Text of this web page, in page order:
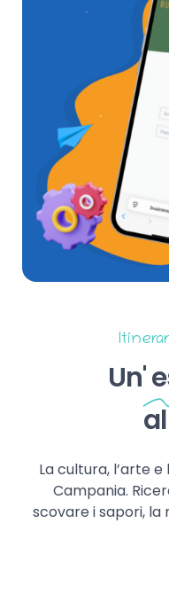
Un'
La cultura, l’arte
Campania.
scovare i sapori, la